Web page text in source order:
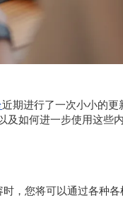
近期进行了一次小小的
如何进一步使用这些内
，您将可以通过各种